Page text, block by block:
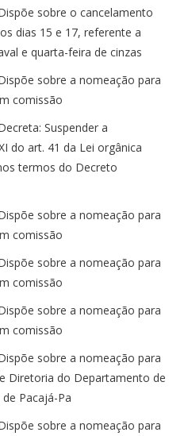
sobre o cancelamento
dias 15 e 17, referente a
e quarta-feira de cinzas
sobre a nomeação para
comissão
Suspender a
do art. 41 da Lei orgânica
termos do Decreto
sobre a nomeação para
comissão
sobre a nomeação para
comissão
sobre a nomeação para
comissão
sobre a nomeação para
Diretoria do Departamento de
Pacajá-Pa
sobre a nomeação para